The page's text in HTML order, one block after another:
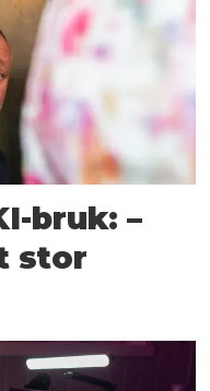
bruk: –
stor